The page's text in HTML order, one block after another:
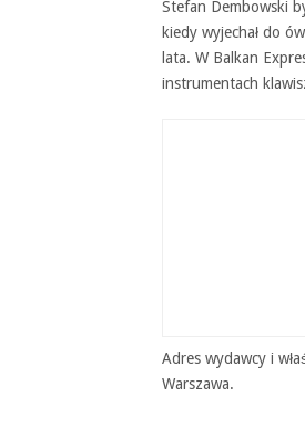
Stefan Dembowski
kiedy wyjechał do
lata. W Balkan
instrumentach
Adres wydawcy i
Warszawa.